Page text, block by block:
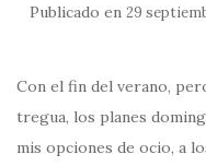
Publicado en 29
Con el fin del verano,
tregua, los planes
mis opciones de ocio, a